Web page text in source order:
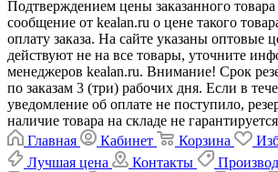
Подтверждением цены заказанного товара
сообщение от kealan.ru о цене такого
оплату заказа. На сайте указаны оптовые
действуют не на все товары, уточните
менеджеров kealan.ru. Внимание! Срок
по заказам 3 (три) рабочих дня. Если в
уведомление об оплате не поступило,
наличие товара на складе не
Главная
Кабинет Корзина
Лучшая цена
Контакты